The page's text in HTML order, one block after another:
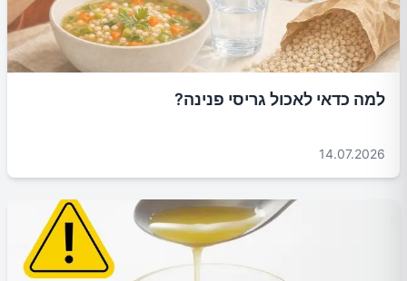
למה כדאי לאכול גריסי פנינה?
14.07.2026